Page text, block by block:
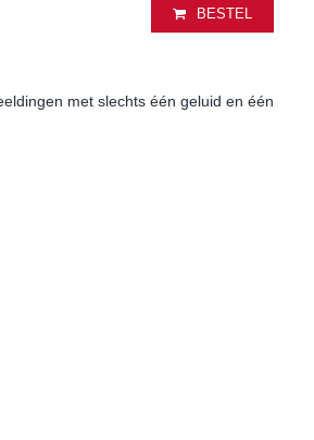
BESTEL
met slechts één geluid en één